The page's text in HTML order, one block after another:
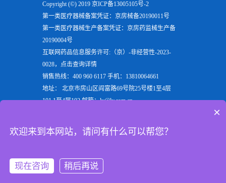
Copyright (©) 2019 京ICP备13005105号-2
第一类医疗器械备案凭证：京房械备20190011号
第一类医疗器械生产备案凭证：京房药监械生产备
20190004号
互联网药品信息服务许可:（京）-非经营性-2023-
0028，点击查询详情
销售热线：400 960 6117 手机：13810064661
地址： 北京市房山区阎富路69号院25号楼1至4层
101,1至4层102 邮箱：ly@ly.com.cn
仪
等实验室用检验分析产品，是电泳槽装置行业的重
×
欢迎来到本网站，请问有什么可以帮您？
现在咨询 稍后再说